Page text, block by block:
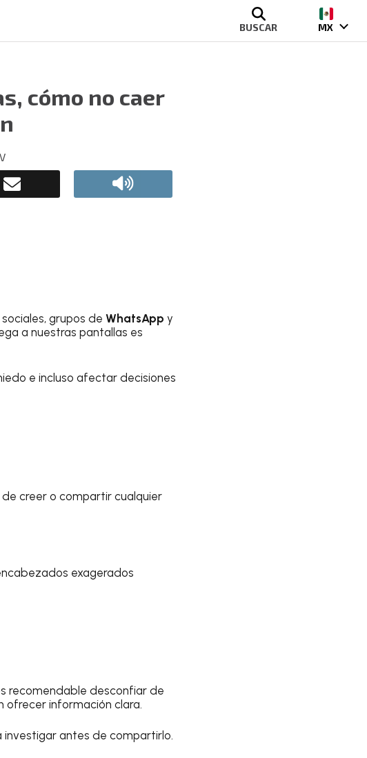
BUSCAR MX
cómo no caer
grupos de WhatsApp y
a nuestras pantallas es
e incluso afectar decisiones
creer o compartir cualquier
exagerados
recomendable desconfiar de
ofrecer información clara.
antes de compartirlo.